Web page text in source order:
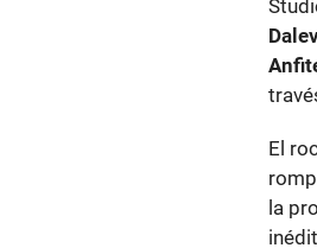
El
la